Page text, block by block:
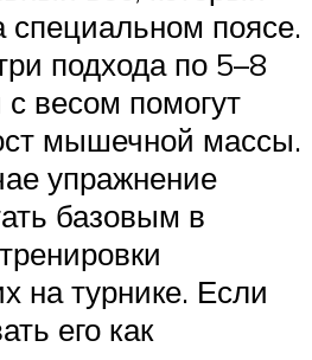
специальном поясе.
подхода по 5–8
с весом помогут
мышечной массы.
упражнение
базовым в
на турнике. Если
его как